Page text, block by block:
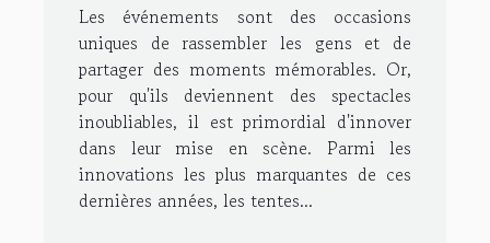
spectacles
Les événements sont des occasions
uniques de rassembler les gens et de
partager des moments mémorables. Or,
pour qu'ils deviennent des spectacles
inoubliables, il est primordial d'innover
dans leur mise en scène. Parmi les
innovations les plus marquantes de ces
dernières années, les tentes...